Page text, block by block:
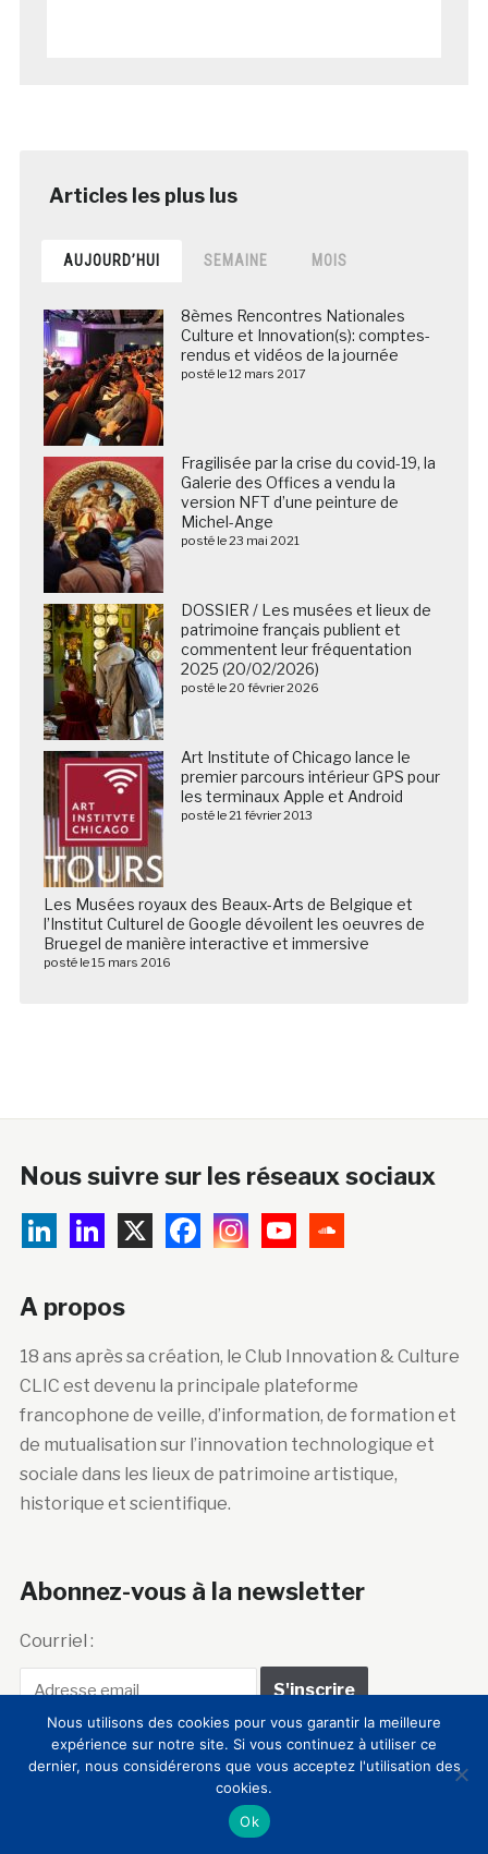
AUJOURD’HUI SEMAINE MOIS
8èmes Rencontres Nationales
Culture et Innovation(s): comptes-
rendus et vidéos de la journée
posté le 12 mars 2017
Fragilisée par la crise du covid-19, la
Galerie des Offices a vendu la
version NFT d’une peinture de
Michel-Ange
posté le 23 mai 2021
DOSSIER / Les musées et lieux de
patrimoine français publient et
commentent leur fréquentation
2025 (20/02/2026)
posté le 20 février 2026
Art Institute of Chicago lance le
premier parcours intérieur GPS pour
les terminaux Apple et Android
posté le 21 février 2013
Les Musées royaux des Beaux-Arts de Belgique et
l’Institut Culturel de Google dévoilent les oeuvres de
Bruegel de manière interactive et immersive
posté le 15 mars 2016
Nous suivre sur les réseaux sociaux
A propos
18 ans après sa création, le Club Innovation & Culture
CLIC est devenu la principale plateforme
francophone de veille, d’information, de formation et
de mutualisation sur l’innovation technologique et
sociale dans les lieux de patrimoine artistique,
historique et scientifique.
Abonnez-vous à la newsletter
Courriel :
Club Innovation &
Nous utilisons des cookies pour vous garantir la meilleure
expérience sur notre site. Si vous continuez à utiliser ce
dernier, nous considérerons que vous acceptez l'utilisation des
cookies.
Ok